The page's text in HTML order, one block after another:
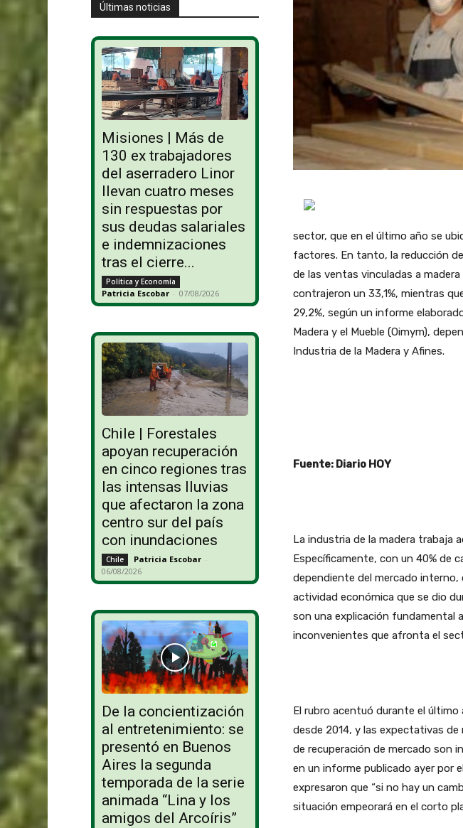
Últimas noticias
Misiones | Más de
130 ex trabajadores
del aserradero Linor
llevan cuatro meses
sin respuestas por
sus deudas salariales
e indemnizaciones
tras el cierre...
Política y Economía
Patricia Escobar - 07/08/2026
Chile | Forestales
apoyan recuperación
en cinco regiones tras
las intensas lluvias
que afectaron la zona
centro sur del país
con inundaciones
Chile Patricia Escobar -
06/08/2026
De la concientización
al entretenimiento: se
presentó en Buenos
Aires la segunda
temporada de la serie
animada “Lina y los
amigos del Arcoíris”
sector, que en el último año se
factores. En tanto, la reducción
de las ventas vinculadas a
contrajeron un 33,1%, mientras
29,2%, según un informe
Madera y el Mueble (Oimym),
Industria de la Madera y Afines.
Fuente: Diario HOY
La industria de la madera trabaja
Específicamente, con un 40% de
dependiente del mercado
actividad económica que se dio
son una explicación fundamental
inconvenientes que afronta el
El rubro acentuó durante el
desde 2014, y las expectativas
de recuperación de mercado son
en un informe publicado ayer por
expresaron que “si no hay un
situación empeorará en el corto